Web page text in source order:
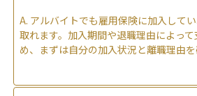
A. アルバイトでも雇用保険に加入して
取れます。加入期間や退職理由によっ
め、まずは自分の加入状況と離職理由を